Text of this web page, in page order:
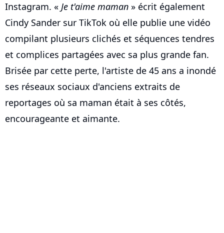
Instagram. « Je t'aime maman » écrit également
Cindy Sander sur TikTok où elle publie une vidéo
compilant plusieurs clichés et séquences tendres
et complices partagées avec sa plus grande fan.
Brisée par cette perte, l'artiste de 45 ans a inondé
ses réseaux sociaux d'anciens extraits de
reportages où sa maman était à ses côtés,
encourageante et aimante.